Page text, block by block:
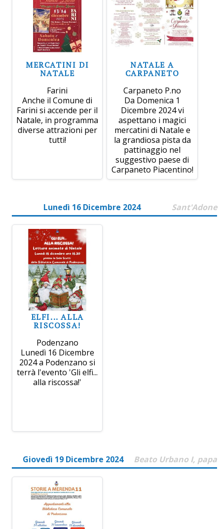
MERCATINI DI
NATALE
Farini
Anche il Comune di
Farini si accende per il
Natale, in programma
diverse attrazioni per
tutti!
NATALE A
CARPANETO
Carpaneto P.no
Da Domenica 1
Dicembre 2024 vi
aspettano i magici
mercatini di Natale e
la grandiosa pista da
pattinaggio nel
suggestivo paese di
Carpaneto Piacentino!
Lunedì 16 Dicembre 2024 Sant'Adone
ELFI... ALLA
RISCOSSA!
Podenzano
Lunedì 16 Dicembre
2024 a Podenzano si
terrà l'evento 'Gli elfi...
alla riscossa!'
Giovedì 19 Dicembre 2024 Beato Urbano I, papa